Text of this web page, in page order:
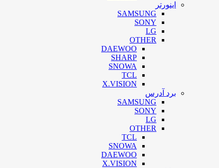
اینورتر
SAMSUNG
SONY
LG
OTHER
DAEWOO
SHARP
SNOWA
TCL
X.VISION
برد آدرس
SAMSUNG
SONY
LG
OTHER
TCL
SNOWA
DAEWOO
X.VISION